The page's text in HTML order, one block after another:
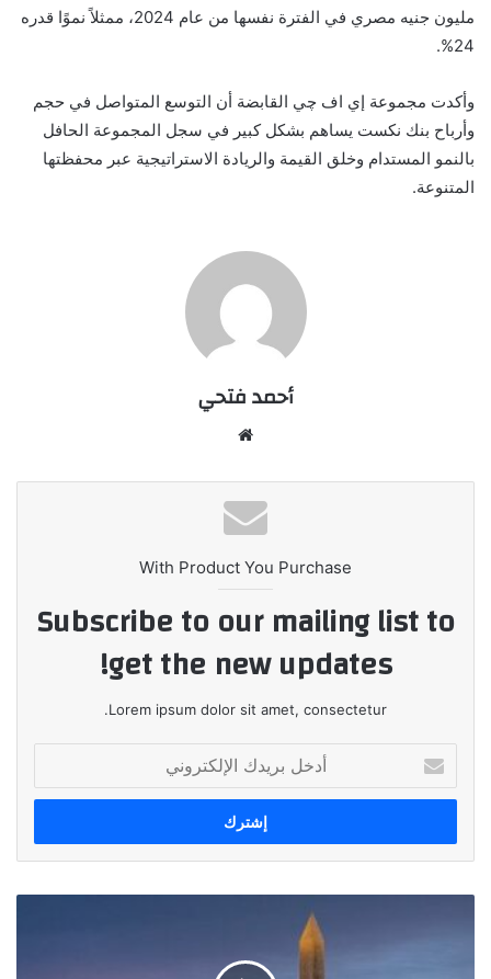
مليون جنيه مصري في الفترة نفسها من عام 2024، ممثلاً نموًا قدره
24
%.
وأكدت مجموعة إي اف چي القابضة أن التوسع المتواصل في حجم
وأرباح بنك نكست يساهم بشكل كبير في سجل المجموعة الحافل
بالنمو المستدام وخلق القيمة والريادة الاستراتيجية عبر محفظتها
المتنوعة.
أحمد فتحي
With Product You Purchase
Subscribe to our mailing list to
get the new updates!
Lorem ipsum dolor sit amet, consectetur.
بريدك
الإلكتروني